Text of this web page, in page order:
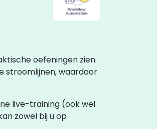
oefeningen zien
stroomlijnen, waardoor
live-training (ook wel
zowel bij u op